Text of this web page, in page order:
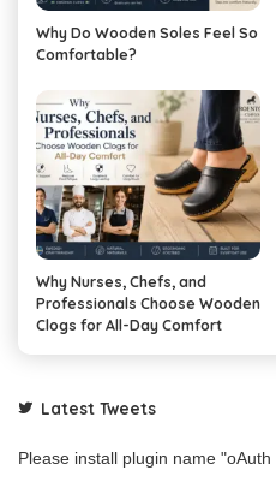
Why Do Wooden Soles Feel So
Comfortable?
Why Nurses, Chefs, and
Professionals Choose Wooden
Clogs for All-Day Comfort
Latest Tweets
Please install plugin name